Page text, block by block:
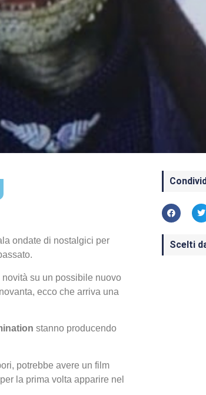
ondate di nostalgici per
su un possibile nuovo
ecco che arriva una
stanno producendo
potrebbe avere un film
la prima volta apparire nel
Scelti